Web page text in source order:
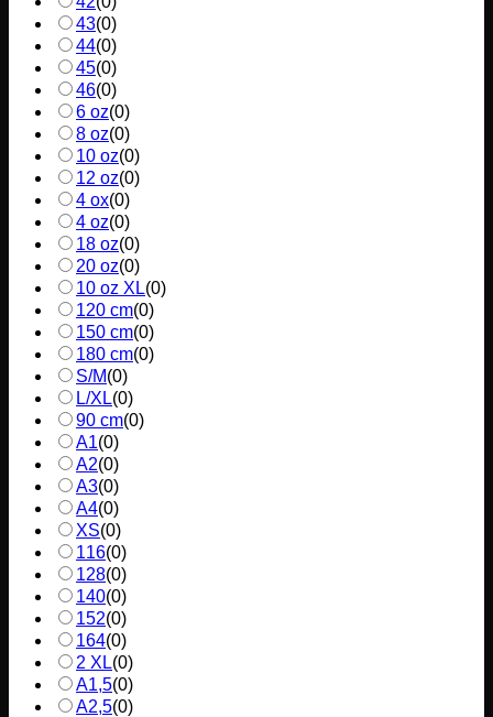
43(0)
44(0)
45(0)
46(0)
6 oz(0)
8 oz(0)
10 oz(0)
12 oz(0)
4 ox(0)
4 oz(0)
18 oz(0)
20 oz(0)
10 oz XL(0)
120 cm(0)
150 cm(0)
180 cm(0)
S/M(0)
L/XL(0)
90 cm(0)
A1(0)
A2(0)
A3(0)
A4(0)
XS(0)
116(0)
128(0)
140(0)
152(0)
164(0)
2 XL(0)
A1,5(0)
A2,5(0)